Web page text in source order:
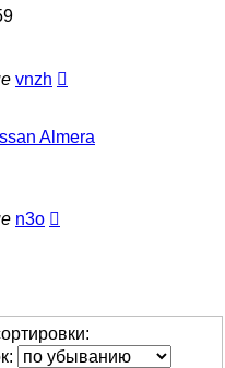
vnzh
Almera
n3o